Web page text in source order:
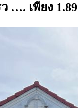
…. เพียง